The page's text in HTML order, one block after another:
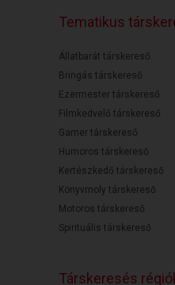
Tematikus
Állatbarát társkereső
Bringás társkereső
Ezermester társkereső
Filmkedvelő társkereső
Gamer társkereső
Humoros társkereső
Kertészkedő társkereső
Könyvmoly társkereső
Motoros társkereső
Spirituális társkereső
Társkeresés